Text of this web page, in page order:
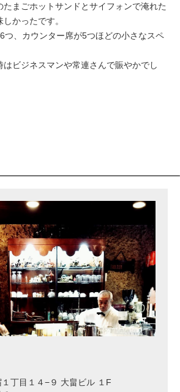
たまごホットサンドとサイフォンで淹れた
かったです。
つ、カウンター席が5つほどの小さなスペ
ビジネスマンや常連さんで賑やかでし
丁目１４−９ 大畠ビル １F